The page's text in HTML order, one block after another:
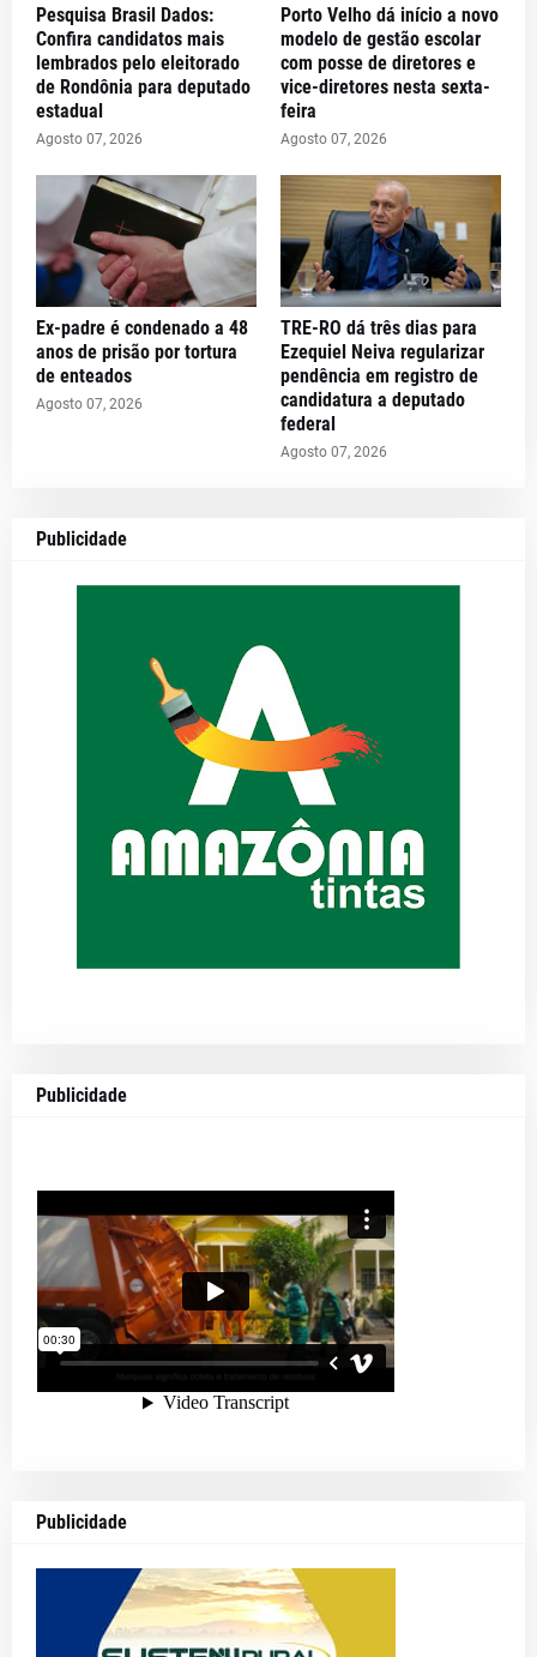
Pesquisa Brasil Dados:
Confira candidatos mais
lembrados pelo eleitorado
de Rondônia para deputado
estadual
Agosto 07, 2026
Porto Velho dá início a novo
modelo de gestão escolar
com posse de diretores e
vice-diretores nesta sexta-
feira
Agosto 07, 2026
Ex-padre é condenado a 48
anos de prisão por tortura
de enteados
Agosto 07, 2026
TRE-RO dá três dias para
Ezequiel Neiva regularizar
pendência em registro de
candidatura a deputado
federal
Agosto 07, 2026
Publicidade
Publicidade
Publicidade